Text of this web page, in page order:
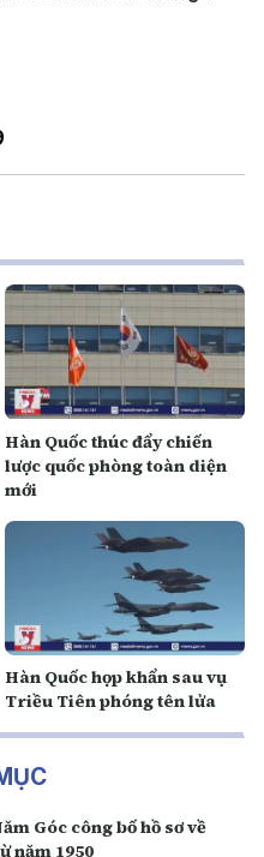
Hàn Quốc thúc đẩy chiến
lược quốc phòng toàn diện
mới
Hàn Quốc họp khẩn sau vụ
Triều Tiên phóng tên lửa
Góc công bố hồ sơ về
năm 1950